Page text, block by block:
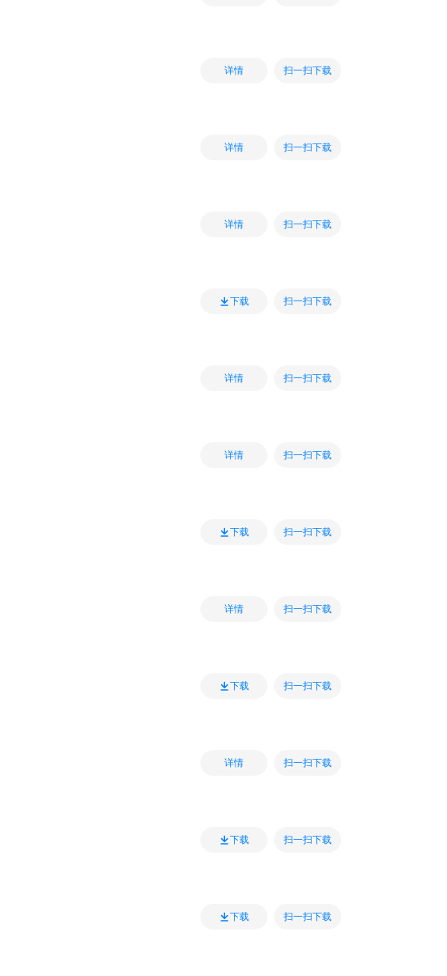
详情 扫一扫下载
详情 扫一扫下载
详情 扫一扫下载
下载 扫一扫下载
详情 扫一扫下载
详情 扫一扫下载
下载 扫一扫下载
详情 扫一扫下载
下载 扫一扫下载
详情 扫一扫下载
下载 扫一扫下载
下载 扫一扫下载